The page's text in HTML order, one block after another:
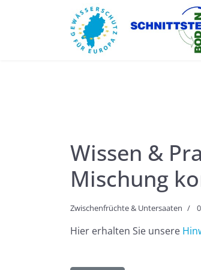
Wissen &
Mischung
Zwischenfrüchte & Untersaaten
Hier erhalten Sie unsere